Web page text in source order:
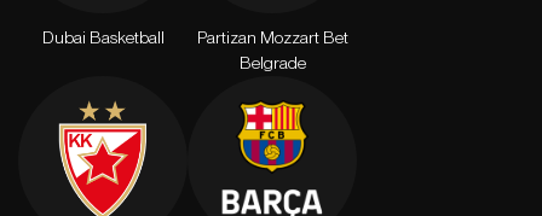
Dubai Basketball
Partizan Mozzart Bet
Belgrade